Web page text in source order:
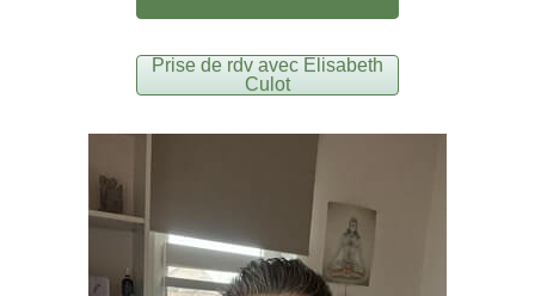
Prise de rdv avec Elisabeth
Culot